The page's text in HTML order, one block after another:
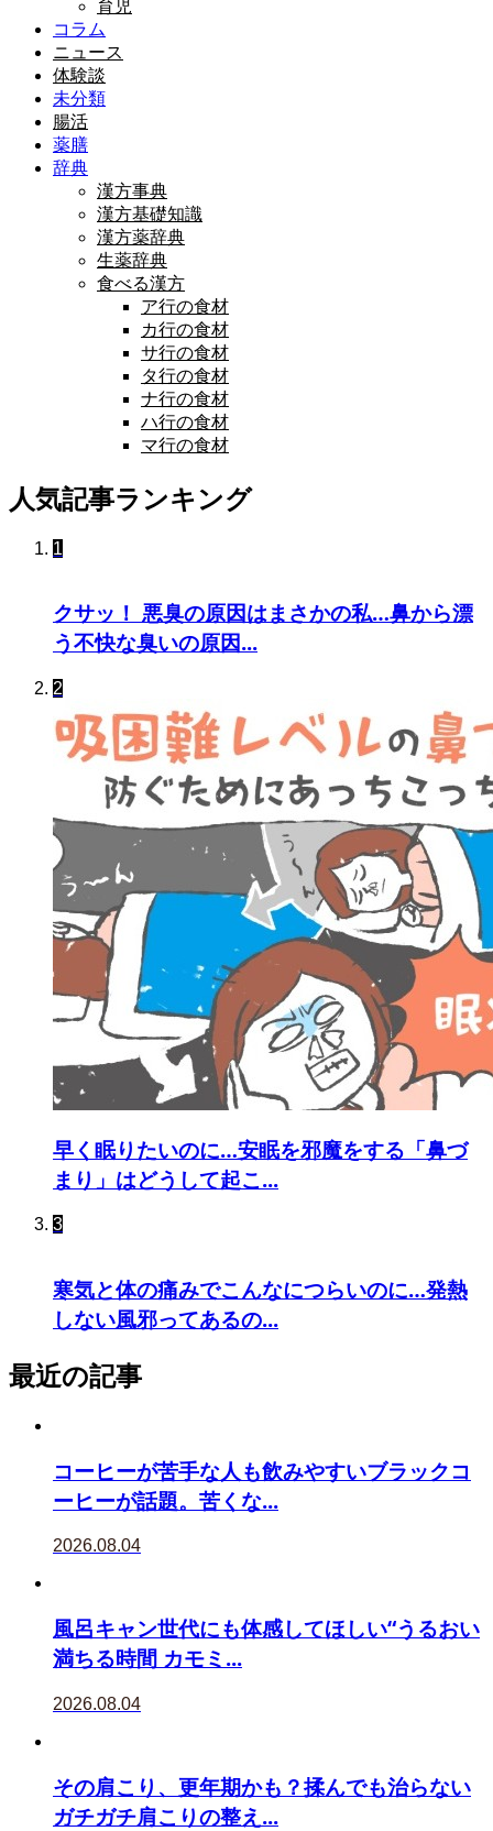
育児
コラム
ニュース
体験談
未分類
腸活
薬膳
辞典
漢方事典
漢方基礎知識
漢方薬辞典
生薬辞典
食べる漢方
ア行の食材
カ行の食材
サ行の食材
タ行の食材
ナ行の食材
ハ行の食材
マ行の食材
人気記事ランキング
1
クサッ！ 悪臭の原因はまさかの私…鼻から漂
う不快な臭いの原因...
2
早く眠りたいのに…安眠を邪魔をする「鼻づ
まり」はどうして起こ...
3
寒気と体の痛みでこんなにつらいのに…発熱
しない風邪ってあるの...
最近の記事
コーヒーが苦手な人も飲みやすいブラックコ
ーヒーが話題。苦くな...
2026.08.04
風呂キャン世代にも体感してほしい“うるおい
満ちる時間 カモミ...
2026.08.04
その肩こり、更年期かも？揉んでも治らない
ガチガチ肩こりの整え...